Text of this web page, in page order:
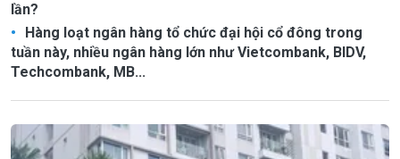
lần?
Hàng loạt ngân hàng tổ chức đại hội cổ đông trong
tuần này, nhiều ngân hàng lớn như Vietcombank, BIDV,
Techcombank, MB...